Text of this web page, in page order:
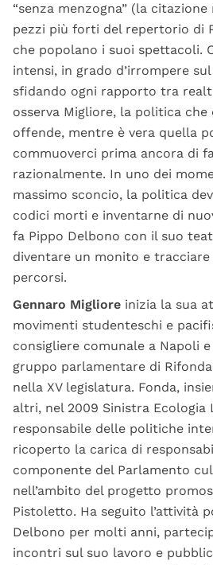
“senza menzogna” (la
pezzi più forti del repertorio di
che popolano i suoi spettacoli.
intensi, in grado d’irrompere
sfidando ogni rapporto tra
osserva Migliore, la politica che
offende, mentre è vera quella
commuoverci prima ancora di
razionalmente. In uno dei
massimo sconcio, la politica
codici morti e inventarne di
fa Pippo Delbono con il suo
diventare un monito e tracciare
percorsi.
Gennaro Migliore inizia la sua
movimenti studenteschi e
consigliere comunale a Napoli
gruppo parlamentare di
nella XV legislatura. Fonda,
altri, nel 2009 Sinistra Ecologia
responsabile delle politiche
ricoperto la carica di
componente del Parlamento
nell’ambito del progetto
Pistoletto. Ha seguito l’attività
Delbono per molti anni,
incontri sul suo lavoro e